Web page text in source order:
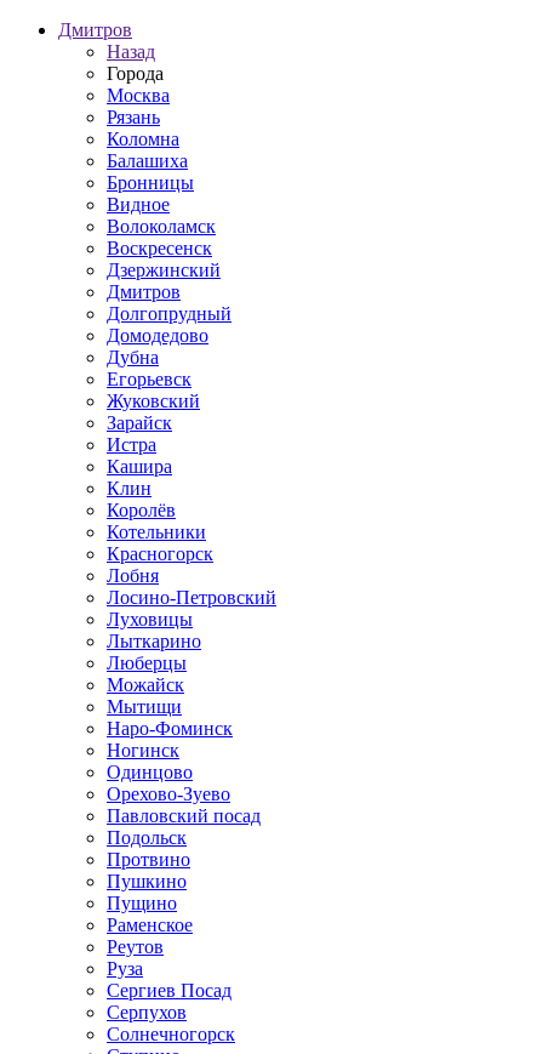
Дмитров
Назад
Города
Москва
Рязань
Коломна
Балашиха
Бронницы
Видное
Волоколамск
Воскресенск
Дзержинский
Дмитров
Долгопрудный
Домодедово
Дубна
Егорьевск
Жуковский
Зарайск
Истра
Кашира
Клин
Королёв
Котельники
Красногорск
Лобня
Лосино-Петровский
Луховицы
Лыткарино
Люберцы
Можайск
Мытищи
Наро-Фоминск
Ногинск
Одинцово
Орехово-Зуево
Павловский посад
Подольск
Протвино
Пушкино
Пущино
Раменское
Реутов
Руза
Сергиев Посад
Серпухов
Солнечногорск